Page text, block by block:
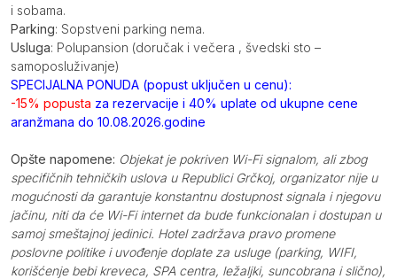
i sobama.
Parking: Sopstveni parking nema.
Usluga: Polupansion (doručak i večera , švedski sto –
samoposluživanje)
SPECIJALNA PONUDA (popust uključen u cenu):
-15% popusta za rezervacije i 40% uplate od ukupne cene
aranžmana do 10.08.2026.godine
Opšte napomene: Objekat je pokriven Wi-Fi signalom, ali zbog
specifičnih tehničkih uslova u Republici Grčkoj, organizator nije u
mogućnosti da garantuje konstantnu dostupnost signala i njegovu
jačinu, niti da će Wi-Fi internet da bude funkcionalan i dostupan u
samoj smeštajnoj jedinici. Hotel zadržava pravo promene
poslovne politike i uvođenje doplate za usluge (parking, WIFI,
korišćenje bebi kreveca, SPA centra, ležaljki, suncobrana i slično),